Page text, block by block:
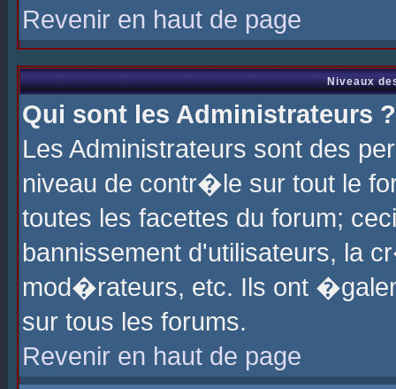
Revenir en haut de page
Niveaux
Qui sont les Administrateurs ?
Les Administrateurs sont des
niveau de contr�le sur tout le
toutes les facettes du forum;
bannissement d'utilisateurs, la
mod�rateurs, etc. Ils ont
sur tous les forums.
Revenir en haut de page